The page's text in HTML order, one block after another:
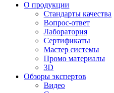
О продукции
Стандарты качества
Вопрос-ответ
Лаборатория
Сертификаты
Мастер системы
Промо материалы
3D
Обзоры экспертов
Видео